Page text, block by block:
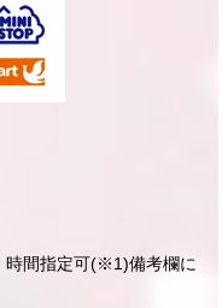
時間指定可(※1)備考欄に